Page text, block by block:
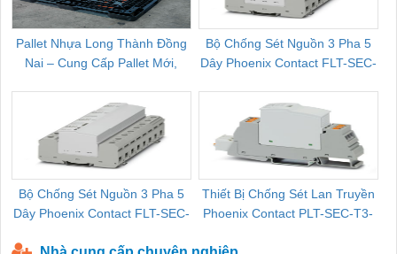
Pallet Nhựa Long Thành Đồng
Nai – Cung Cấp Pallet Mới,
Bộ Chống Sét Nguồn 3 Pha 5
Dây Phoenix Contact FLT-SEC-
Bộ Chống Sét Nguồn 3 Pha 5
Dây Phoenix Contact FLT-SEC-
Thiết Bị Chống Sét Lan Truyền
Phoenix Contact PLT-SEC-T3-